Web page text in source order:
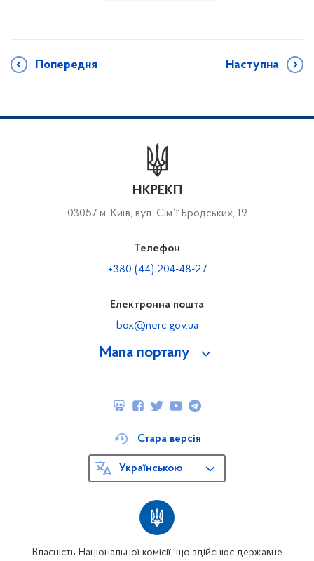
Попередня Наступна
Мапа порталу
НКРЕКП
03057 м. Київ, вул. Сімʼї Бродських, 19
Телефон
+380 (44) 204-48-27
Електронна пошта
box@nerc.gov.ua
Власність Національної комісії, що здійснює державне
Стара версія
Українською